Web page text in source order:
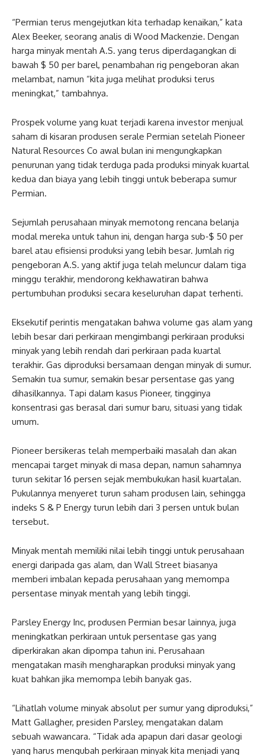
“Permian terus mengejutkan kita terhadap kenaikan,” kata
Alex Beeker, seorang analis di Wood Mackenzie. Dengan
harga minyak mentah A.S. yang terus diperdagangkan di
bawah $ 50 per barel, penambahan rig pengeboran akan
melambat, namun “kita juga melihat produksi terus
meningkat,” tambahnya.
Prospek volume yang kuat terjadi karena investor menjual
saham di kisaran produsen serale Permian setelah Pioneer
Natural Resources Co awal bulan ini mengungkapkan
penurunan yang tidak terduga pada produksi minyak kuartal
kedua dan biaya yang lebih tinggi untuk beberapa sumur
Permian.
Sejumlah perusahaan minyak memotong rencana belanja
modal mereka untuk tahun ini, dengan harga sub-$ 50 per
barel atau efisiensi produksi yang lebih besar. Jumlah rig
pengeboran A.S. yang aktif juga telah meluncur dalam tiga
minggu terakhir, mendorong kekhawatiran bahwa
pertumbuhan produksi secara keseluruhan dapat terhenti.
Eksekutif perintis mengatakan bahwa volume gas alam yang
lebih besar dari perkiraan mengimbangi perkiraan produksi
minyak yang lebih rendah dari perkiraan pada kuartal
terakhir. Gas diproduksi bersamaan dengan minyak di sumur.
Semakin tua sumur, semakin besar persentase gas yang
dihasilkannya. Tapi dalam kasus Pioneer, tingginya
konsentrasi gas berasal dari sumur baru, situasi yang tidak
umum.
Pioneer bersikeras telah memperbaiki masalah dan akan
mencapai target minyak di masa depan, namun sahamnya
turun sekitar 16 persen sejak membukukan hasil kuartalan.
Pukulannya menyeret turun saham produsen lain, sehingga
indeks S & P Energy turun lebih dari 3 persen untuk bulan
tersebut.
Minyak mentah memiliki nilai lebih tinggi untuk perusahaan
energi daripada gas alam, dan Wall Street biasanya
memberi imbalan kepada perusahaan yang memompa
persentase minyak mentah yang lebih tinggi.
Parsley Energy Inc, produsen Permian besar lainnya, juga
meningkatkan perkiraan untuk persentase gas yang
diperkirakan akan dipompa tahun ini. Perusahaan
mengatakan masih mengharapkan produksi minyak yang
kuat bahkan jika memompa lebih banyak gas.
“Lihatlah volume minyak absolut per sumur yang diproduksi,”
Matt Gallagher, presiden Parsley, mengatakan dalam
sebuah wawancara. “Tidak ada apapun dari dasar geologi
yang harus mengubah perkiraan minyak kita menjadi yang